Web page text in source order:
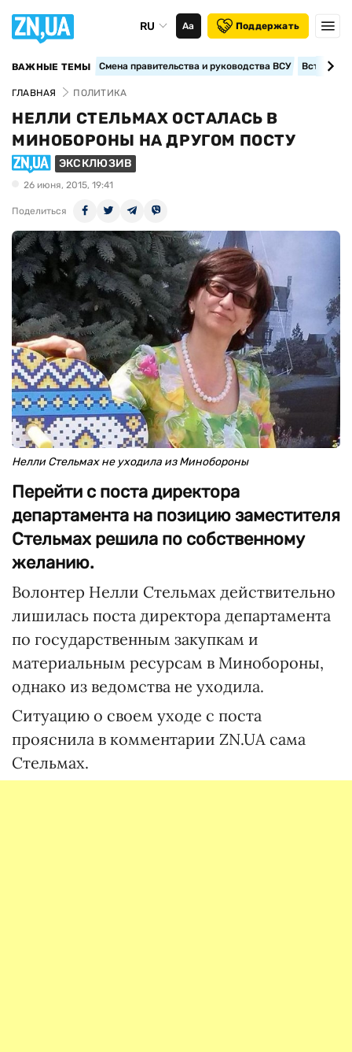
RU Аа Поддержать
ВАЖНЫЕ ТЕМЫ Смена правительства и руководства ВСУ
ГЛАВНАЯ ПОЛИТИКА
НЕЛЛИ СТЕЛЬМАХ ОСТАЛАСЬ В
МИНОБОРОНЫ НА ДРУГОМ ПОСТУ
ЭКСКЛЮЗИВ
26 июня, 2015, 19:41
Поделиться
Нелли Стельмах не уходила из Минобороны
Перейти с поста директора
департамента на позицию заместителя
Стельмах решила по собственному
желанию.
Волонтер Нелли Стельмах действительно
лишилась поста директора департамента
по государственным закупкам и
материальным ресурсам в Минобороны,
однако из ведомства не уходила.
Ситуацию о своем уходе с поста
прояснила в комментарии ZN.UA сама
Стельмах.